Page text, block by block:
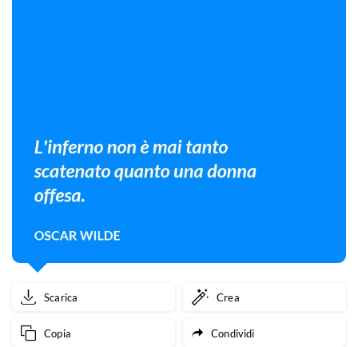
Scarica Crea
Copia Condividi